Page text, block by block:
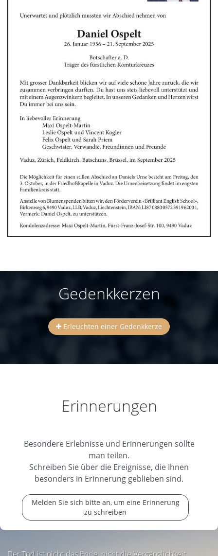
Gedenkkerzen
Erleuchten einer Gedenkkerze
Erinnerungen
Besondere Erlebnisse und Erinnerungen sollte
man teilen.
Schreiben Sie über die Ereignisse, die Ihnen
besonders in Erinnerung geblieben sind.
Melden Sie sich bitte an, um eine Erinnerung
zu schreiben